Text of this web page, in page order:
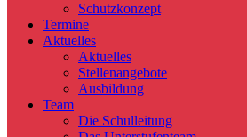
Schutzkonzept
Termine
Aktuelles
Aktuelles
Stellenangebote
Ausbildung
Team
Die Schulleitung